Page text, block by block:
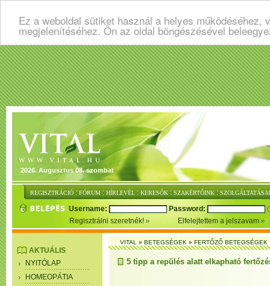
Ez a weboldal sütiket használ a helyes
megjelenítéséhez. Ön az oldal böngészésével
2026. Augusztus 08. szombat
REGISZTRÁCIÓ : FÓRUM : HÍRLEVÉL : KERESŐK : SZAKÉRTŐINK :
Username:
Password:
Regisztrálni szeretnék!
Elfelejtettem a jelszavam
AKTUÁLIS
NYITÓLAP
HOMEOPÁTIA
VITAL»BETEGSÉGEK»FERTŐZŐ BETEGSÉGEK
5 tipp a repülés alatt elkapható